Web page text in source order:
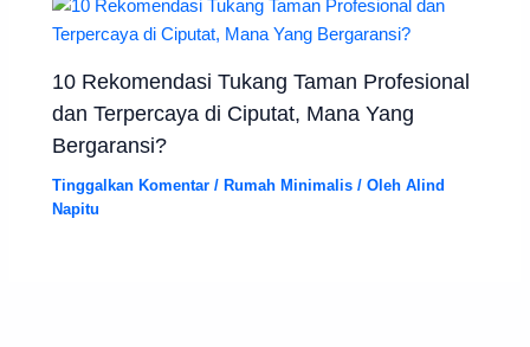
10 Rekomendasi Tukang Taman Profesional
dan Terpercaya di Ciputat, Mana Yang
Bergaransi?
Tinggalkan Komentar / Rumah Minimalis / OlehAlind
Napitu